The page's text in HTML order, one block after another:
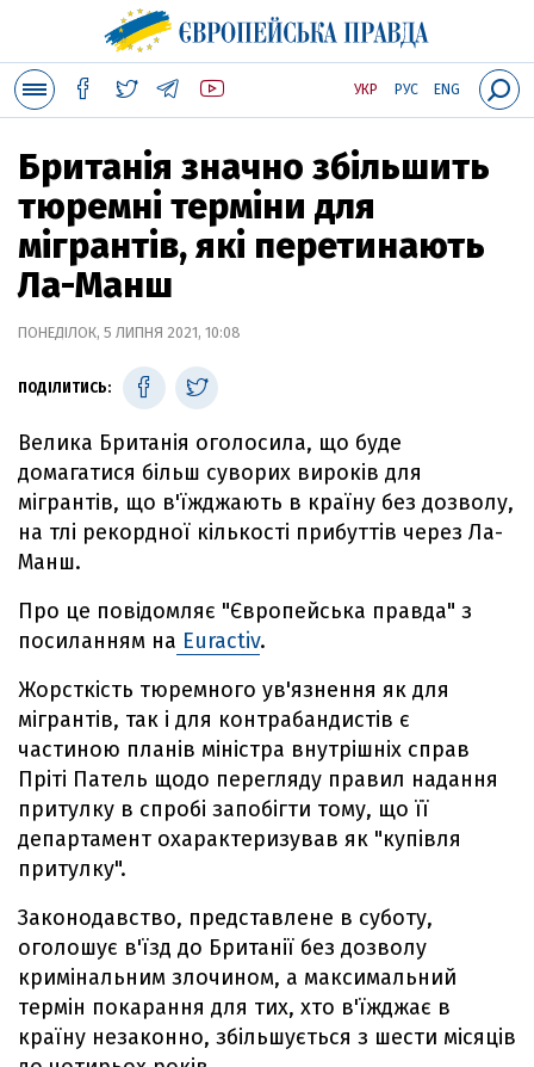
УКР РУС ENG
Британія значно збільшить
тюремні терміни для
мігрантів, які перетинають
Ла-Манш
ПОНЕДІЛОК, 5 ЛИПНЯ 2021, 10:08
ПОДІЛИТИСЬ:
Велика Британія оголосила, що буде
домагатися більш суворих вироків для
мігрантів, що в'їжджають в країну без дозволу,
на тлі рекордної кількості прибуттів через Ла-
Манш.
Про це повідомляє "Європейська правда" з
посиланням на Euractiv.
Жорсткість тюремного ув'язнення як для
мігрантів, так і для контрабандистів є
частиною планів міністра внутрішніх справ
Пріті Патель щодо перегляду правил надання
притулку в спробі запобігти тому, що її
департамент охарактеризував як "купівля
притулку".
Законодавство, представлене в суботу,
оголошує в'їзд до Британії без дозволу
кримінальним злочином, а максимальний
термін покарання для тих, хто в'їжджає в
країну незаконно, збільшується з шести місяців